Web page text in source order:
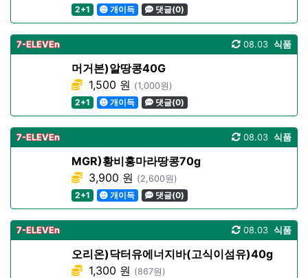
2+1
개이득 댓글(0)
7-ELEVEn 식품
08.03
머거본)알땅콩40G
1,500 원 (1,000원)
2+1
개이득 댓글(0)
7-ELEVEn 식품
08.03
MGR)황비홍마라땅콩70g
3,900 원 (2,600원)
2+1
개이득 댓글(0)
7-ELEVEn 식품
08.03
오리온)닥터유에너지바(고식이섬유)40g
1,300 원 (867원)